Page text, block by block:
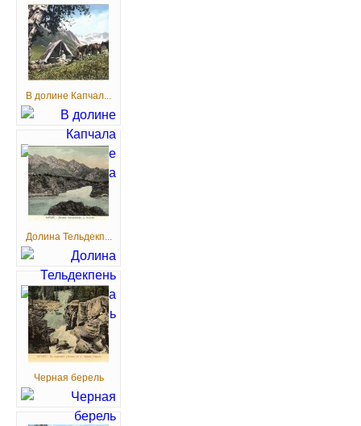
В долине Капчал...
Долина Тельдекп...
Черная берель